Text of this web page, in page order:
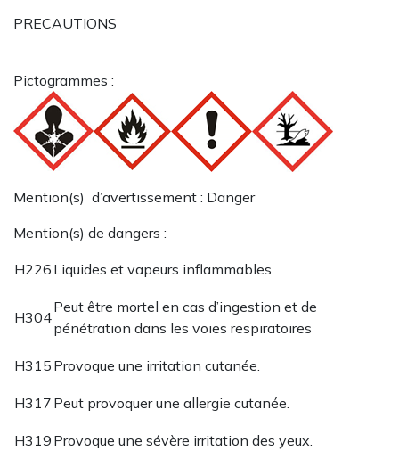
PRECAUTIONS
Pictogrammes :
Mention(s) d’avertissement : Danger
Mention(s) de dangers :
H226 Liquides et vapeurs inflammables
H304
Peut être mortel en cas d’ingestion et de
pénétration dans les voies respiratoires
H315 Provoque une irritation cutanée.
H317 Peut provoquer une allergie cutanée.
H319 Provoque une sévère irritation des yeux.